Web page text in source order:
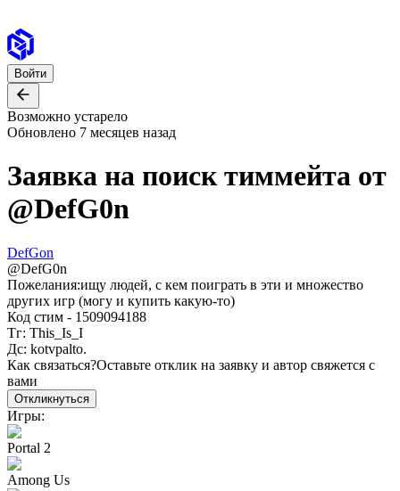
Войти
Возможно устарело
Обновлено 7 месяцев назад
Заявка на поиск тиммейта от
@DefG0n
DefGon
@DefG0n
Пожелания:ищу людей, с кем поиграть в эти и множество
других игр (могу и купить какую-то)
Код стим - 1509094188
Тг: This_Is_I
Дс: kotvpalto.
Как связаться?Оставьте отклик на заявку и автор свяжется с
вами
Откликнуться
Игры:
Portal 2
Among Us